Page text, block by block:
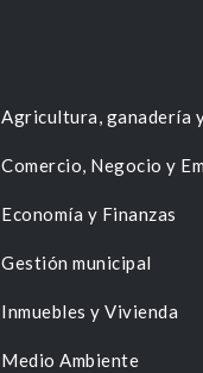
Agricultura, ganadería
Comercio, Negocio y
Economía y Finanzas
Gestión municipal
Inmuebles y Vivienda
Medio Ambiente